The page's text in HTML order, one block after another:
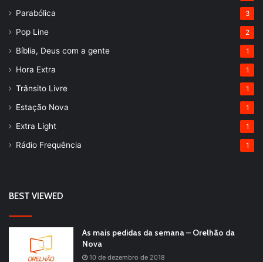
Parabólica 3
Pop Line 2
Bíblia, Deus com a gente 1
Hora Extra 1
Trânsito Livre 1
Estação Nova 1
Extra Light 1
Rádio Frequência 1
BEST VIEWED
As mais pedidas da semana – Orelhão da
Nova
10 de dezembro de 2018